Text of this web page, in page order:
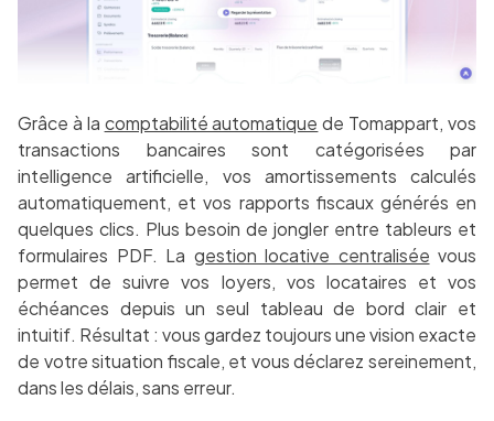
Grâce à la comptabilité automatique de Tomappart, vos
transactions bancaires sont catégorisées par
intelligence artificielle, vos amortissements calculés
automatiquement, et vos rapports fiscaux générés en
quelques clics. Plus besoin de jongler entre tableurs et
formulaires PDF. La gestion locative centralisée vous
permet de suivre vos loyers, vos locataires et vos
échéances depuis un seul tableau de bord clair et
intuitif. Résultat : vous gardez toujours une vision exacte
de votre situation fiscale, et vous déclarez sereinement,
dans les délais, sans erreur.